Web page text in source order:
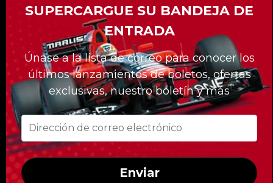
más de 15 eventos de Gran Premio de
Fórmula 1 en todo el mundo.
La división Formula Tours ya tiene 20 años y
nos hemos distinguido con nuestros
paquetes hechos a la medida de nuestros
clientes.
Sea cual sea la carrera a la que quiera asistir,
Formula Tours lo tiene cubierto con las
mejores entradas disponibles, hoteles de
primera clase, traslados privados al circuito y
SUPERCARGUE SU BANDEJA DE
ENTRADA
Únase a la lista de correo para conocer los
últimos lanzamientos de boletos, ofertas
exclusivas, nuestro boletín y más
Enviar